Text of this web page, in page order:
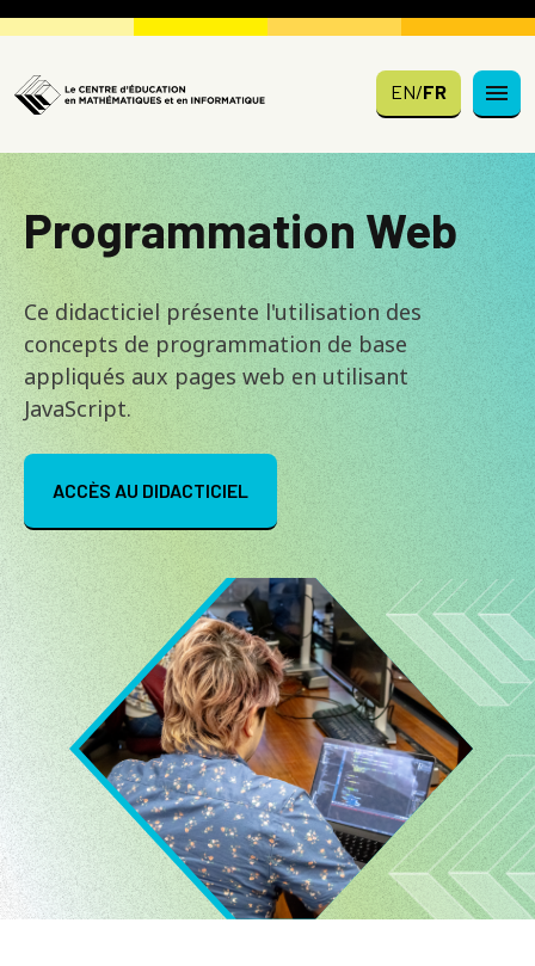
Skip to main content
EN/FR
Programmation Web
Ce didacticiel présente l'utilisation des
concepts de programmation de base
appliqués aux pages web en utilisant
JavaScript.
ACCÈS AU DIDACTICIEL
Image